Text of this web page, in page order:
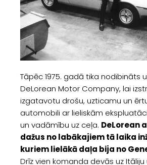
Tāpēc 1975. gadā tika nodibināts
DeLorean Motor Company, lai
izgatavotu drošu, uzticamu un
automobili ar lieliskām
un vadāmību uz ceļa. DeLorean
dažus no labākajiem tā laika
kuriem lielākā daļa bija no
Drīz vien komanda devās uz